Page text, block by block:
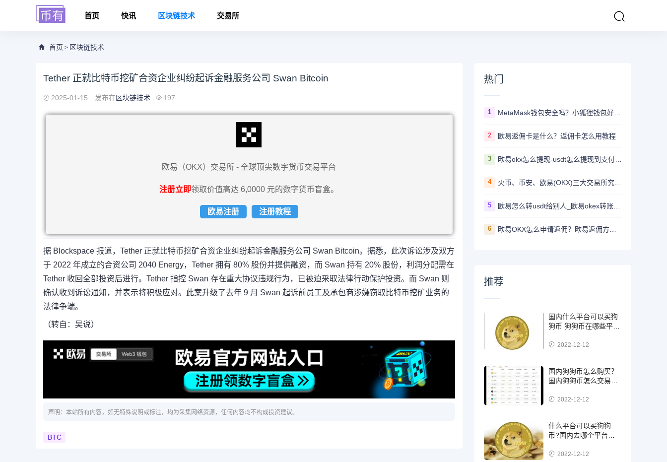
首页 快讯 区块链技术 交易所
首页 > 区块链技术
Tether 正就比特币挖矿合资企业纠纷起诉金融服务公司 Swan Bitcoin
2025-01-15 发布在区块链技术 197
欧易（OKX）交易所 - 全球顶尖数字货币交易平台
注册立即领取价值高达 6,0000 元的数字货币盲盒。
欧易注册 注册教程
据 Blockspace 报道，Tether 正就比特币挖矿合资企业纠纷起诉金融服务公司 Swan Bitcoin。据悉，此次诉讼涉及双方
于 2022 年成立的合资公司 2040 Energy，Tether 拥有 80% 股份并提供融资，而 Swan 持有 20% 股份，利润分配需在
Tether 收回全部投资后进行。Tether 指控 Swan 存在重大协议违规行为，已被迫采取法律行动保护投资。而 Swan 则
确认收到诉讼通知，并表示将积极应对。此案升级了去年 9 月 Swan 起诉前员工及承包商涉嫌窃取比特币挖矿业务的
法律争端。
（转自：吴说）
声明：本站所有内容，如无特殊说明或标注，均为采集网络资源，任何内容均不构成投资建议。
BTC
热门
1 MetaMask钱包安全吗？小狐狸钱包好用吗？
2 欧易返佣卡是什么？返佣卡怎么用教程
3 欧易okx怎么提现-usdt怎么提现到支付宝教程
4 火币、币安、欧易(OKX)三大交易所究竟选哪家？
5 欧易怎么转usdt给别人_欧易okex转账usdt教程
6
推荐
国内什么平台可以买狗
狗币 狗狗币在哪些平台
2022-12-12
国内狗狗币怎么购买？
国内狗狗币怎么交易使
2022-12-12
什么平台可以买狗狗
币?国内去哪个平台买
2022-12-12